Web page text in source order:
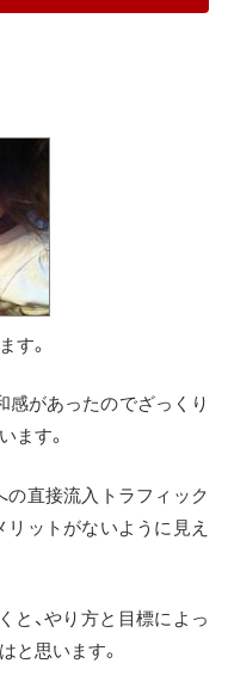
す。
感があったのでざっくり
ます。
の直接流入トラフィック
リットがないように見え
と、やり方と目標によっ
と思います。